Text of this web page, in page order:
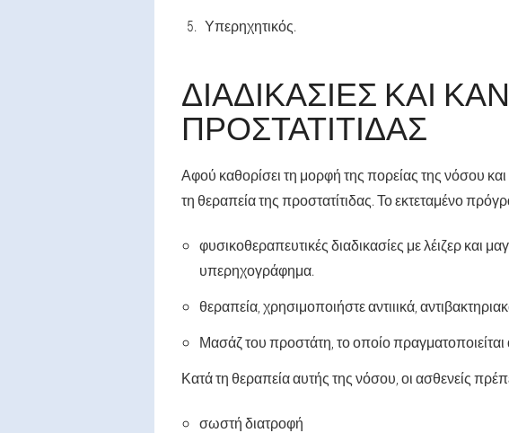
Υπερηχητικός.
ΔΙΑΔΙΚΑΣΊΕΣ ΚΑΙ
ΠΡΟΣΤΑΤΊΤΙΔΑΣ
Αφού καθορίσει τη μορφή της πορείας της νόσου
τη θεραπεία της προστατίτιδας. Το εκτεταμένο
φυσικοθεραπευτικές διαδικασίες με λέιζερ και
υπερηχογράφημα.
θεραπεία, χρησιμοποιήστε αντιιικά,
Μασάζ του προστάτη, το οποίο πραγματοποιείται
Κατά τη θεραπεία αυτής της νόσου, οι ασθενείς
σωστή διατροφή